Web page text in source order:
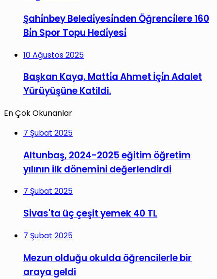
Şahi̇nbey Beledi̇yesi̇nden Öğrenci̇lere 160
Bi̇n Spor Topu Hedi̇yesi̇
10 Ağustos 2025
Başkan Kaya, Matti̇a Ahmet İçi̇n Adalet
Yürüyüşüne Katildi.
En Çok Okunanlar
7 Şubat 2025
Altunbaş, 2024-2025 eğitim öğretim
yılının ilk dönemini değerlendirdi
7 Şubat 2025
Sivas'ta üç çeşit yemek 40 TL
7 Şubat 2025
Mezun olduğu okulda öğrencilerle bir
araya geldi